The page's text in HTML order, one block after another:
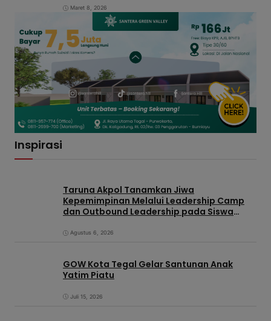
Maret 8, 2026
Inspirasi
Taruna Akpol Tanamkan Jiwa
Kepemimpinan Melalui Leadership Camp
dan Outbound Leadership pada Siswa
Agustus 6, 2026
GOW Kota Tegal Gelar Santunan Anak
Yatim Piatu
Juli 15, 2026